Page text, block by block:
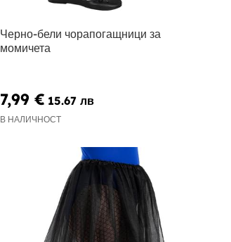
Черно-бели чорапогащници за
момичета
7,99 € 15.67 лв
В НАЛИЧНОСТ